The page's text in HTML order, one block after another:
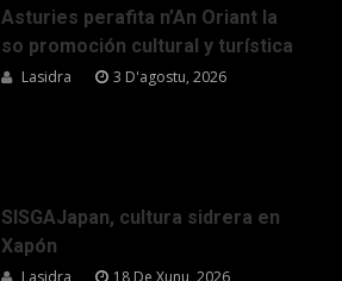
Asturies perafita n’An Oriant la
so promoción cultural y turística
Lasidra 3 D'agostu, 2026
SISGAJapan, cultura sidrera en
Xapón
Lasidra 18 De Xunu, 2026